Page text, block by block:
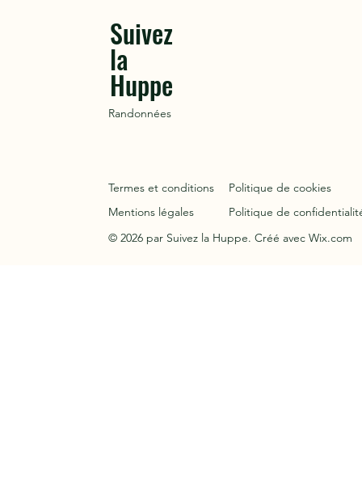
Suivez
la
Huppe
Randonnées
Termes et conditions
Politique de cookies
Mentions légales
Politique de
© 2026 par Suivez la Huppe. Créé avec Wix.com